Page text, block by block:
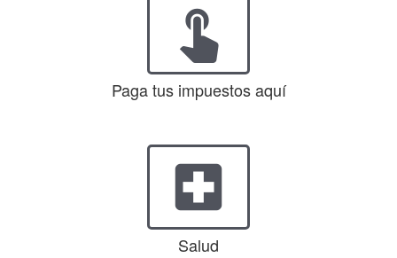
touch_app
Paga tus impuestos aquí
local_hospital
Salud